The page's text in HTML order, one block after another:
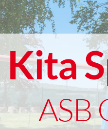
Kita
ASB